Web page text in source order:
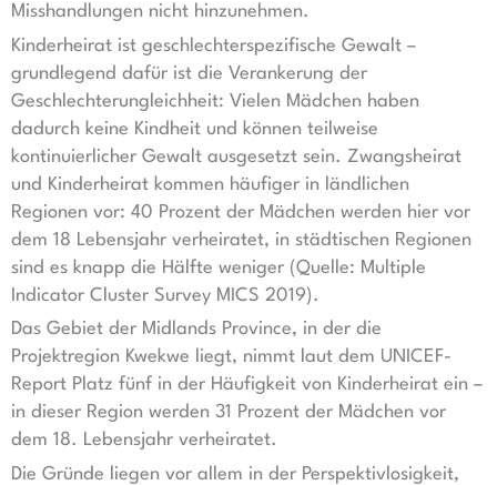
Misshandlungen nicht hinzunehmen.
Kinderheirat ist geschlechterspezifische Gewalt –
grundlegend dafür ist die Verankerung der
Geschlechterungleichheit: Vielen Mädchen haben
dadurch keine Kindheit und können teilweise
kontinuierlicher Gewalt ausgesetzt sein. Zwangsheirat
und Kinderheirat kommen häufiger in ländlichen
Regionen vor: 40 Prozent der Mädchen werden hier vor
dem 18 Lebensjahr verheiratet, in städtischen Regionen
sind es knapp die Hälfte weniger (Quelle: Multiple
Indicator Cluster Survey MICS 2019).
Das Gebiet der Midlands Province, in der die
Projektregion Kwekwe liegt, nimmt laut dem UNICEF-
Report Platz fünf in der Häufigkeit von Kinderheirat ein –
in dieser Region werden 31 Prozent der Mädchen vor
dem 18. Lebensjahr verheiratet.
Die Gründe liegen vor allem in der Perspektivlosigkeit,